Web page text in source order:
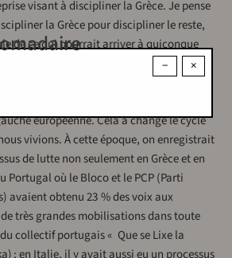
visant à discipliner la Grèce. Je pense
la Grèce pour discipliner le reste,
de ce qui pourrait arriver à quiconque
différente de celle que la Troïka
que la défaite de Syriza en 2015 n’a
précisément parce que c’était une
européenne. Cela a changé le cycle
vivions. À cette époque, on enregistrait
de lutte non seulement en Grèce et en
Portugal où le Bloco et le PCP (Parti
avaient obtenu 23 % des voix aux
très grandes mobilisations dans toute
collectif portugais « Que se Lixe la
; en Italie, il y avait aussi eu un processus
×
−